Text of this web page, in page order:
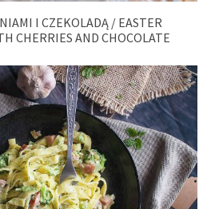
I CZEKOLADĄ / EASTER
CHERRIES AND CHOCOLATE